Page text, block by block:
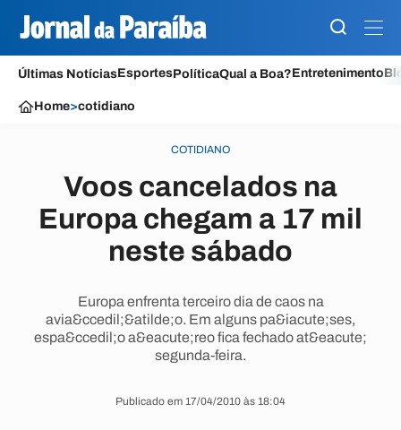
Últimas NotíciasEsportesPolíticaQual a Boa?Entretenimento
Home>cotidiano
COTIDIANO
Voos cancelados na
Europa chegam a 17 mil
neste sábado
Europa enfrenta terceiro dia de caos na
avia&ccedil;&atilde;o. Em alguns pa&iacute;ses,
espa&ccedil;o a&eacute;reo fica fechado at&eacute;
segunda-feira.
Publicado em 17/04/2010 às 18:04